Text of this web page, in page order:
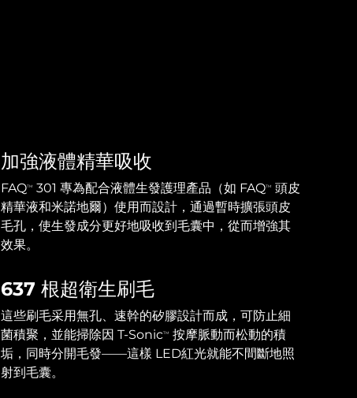
加強液體精華吸收
FAQTM 301 專為配合液體生發護理產品（如 FAQTM
頭皮
精華液和米諾地爾）使用而設計，通過暫時擴張頭皮
毛孔，使生發成分更好地吸收到毛囊中，從而增強其
效果。
637 根超衛生刷毛
這些刷毛采用無孔、速幹的矽膠設計而成，可防止細
菌積聚，並能掃除因 T-SonicTM
按摩脈動而松動的積
垢，同時分開毛發——這樣 LED紅光就能不間斷地照
射到毛囊。